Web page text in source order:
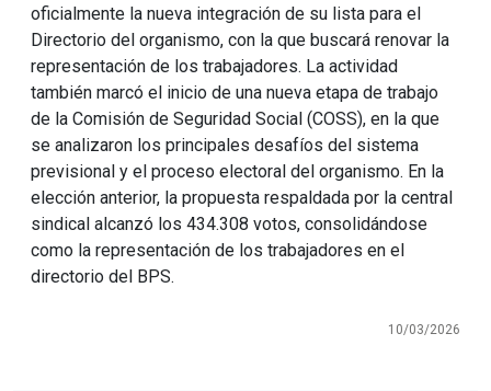
oficialmente la nueva integración de su lista para el
Directorio del organismo, con la que buscará renovar la
representación de los trabajadores. La actividad
también marcó el inicio de una nueva etapa de trabajo
de la Comisión de Seguridad Social (COSS), en la que
se analizaron los principales desafíos del sistema
previsional y el proceso electoral del organismo. En la
elección anterior, la propuesta respaldada por la central
sindical alcanzó los 434.308 votos, consolidándose
como la representación de los trabajadores en el
directorio del BPS.
10/03/2026